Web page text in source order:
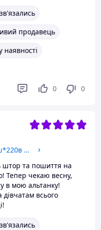
продавець
наявності
0 0
Штори для альтанки ціна 290ш*220в на петлях - не промокає, не вигоряє Молочний.
штор та пошиття на
Тепер чекаю весну,
в мою альтанку!
всього